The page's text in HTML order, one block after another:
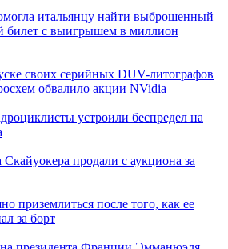
итальянцу найти выброшенный
билет с выигрышем в миллион
своих серийных DUV-литографов
обвалило акции NVidia
устроили беспредел на
продали с аукциона за
приземлиться после того, как ее
за борт